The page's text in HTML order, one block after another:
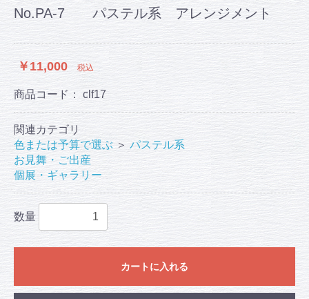
No.PA-7 パステル系 アレンジメント
￥11,000 税込
商品コード： clf17
関連カテゴリ
色または予算で選ぶ ＞ パステル系
お見舞・ご出産
個展・ギャラリー
数量
カートに入れる